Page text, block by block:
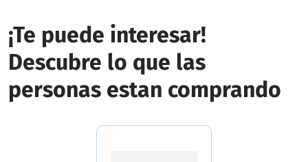
¡Te puede interesar!
Descubre lo que las
personas estan comprando